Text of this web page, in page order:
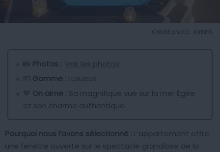
Crédit photo : Airbnb
📸 Photos : Voir les photos
💶 Gamme : Luxueux
💙 On aime : Sa magnifique vue sur la mer Égée
et son charme authentique
Pourquoi nous l’avons sélectionné : L’appartement offre
une fenêtre ouverte sur le spectacle grandiose de la